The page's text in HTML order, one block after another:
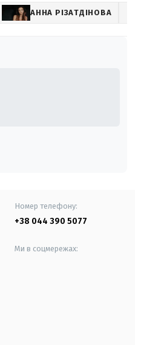
АННА РІЗАТДІНОВА
Номер телефону:
+38 044 390 5077
Ми в соцмережах: